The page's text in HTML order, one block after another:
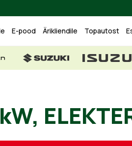
E-pood Ärikliendile Topautost
kW,